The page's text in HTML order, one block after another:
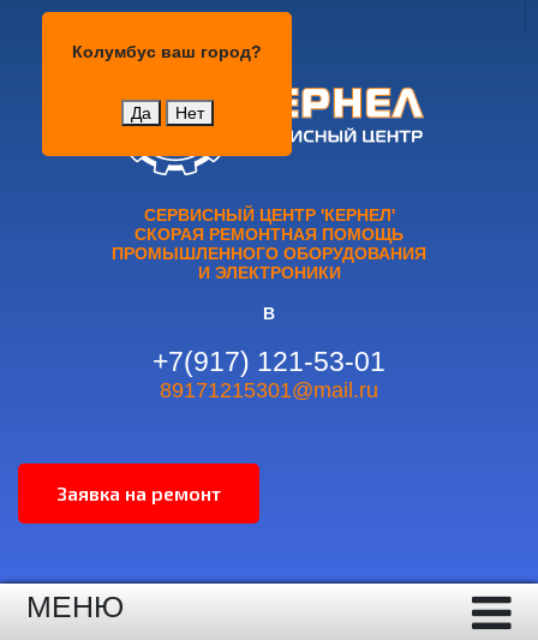
Колумбус ваш город?
Да Нет
СЕРВИСНЫЙ ЦЕНТР 'КЕРНЕЛ'
СКОРАЯ РЕМОНТНАЯ ПОМОЩЬ
ПРОМЫШЛЕННОГО ОБОРУДОВАНИЯ
И ЭЛЕКТРОНИКИ
В
+7(917) 121-53-01
89171215301@mail.ru
МЕНЮ